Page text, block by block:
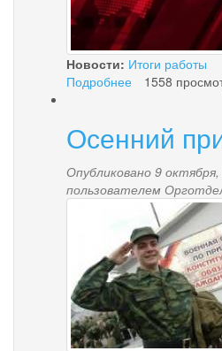
Новости: Итоги работы
Подробнее
исполнении
бюджета
городского
округа
"поселок
Палана"
за
3
квартал
2013
года
1558
Осенний
Опубликовано 9
пользователем
prizyvnik.jpg